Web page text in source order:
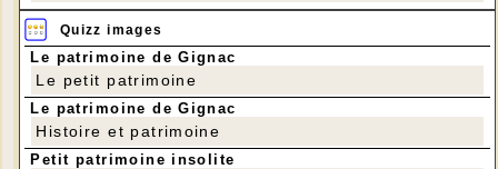
Quizz images
Le patrimoine de Gignac
Le petit patrimoine
Le patrimoine de Gignac
Histoire et patrimoine
Petit patrimoine insolite